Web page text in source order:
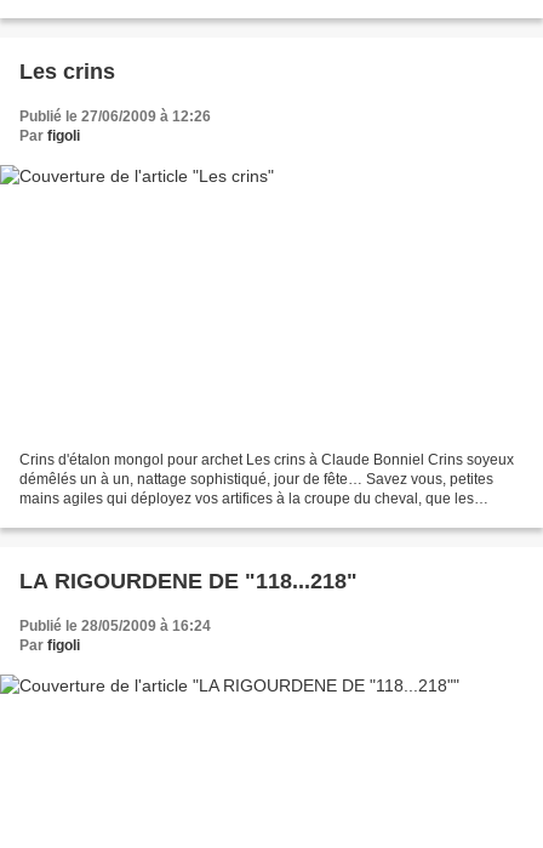
Les crins
Publié le 27/06/2009 à 12:26
Par figoli
Crins d'étalon mongol pour archet Les crins à Claude Bonniel Crins soyeux
démêlés un à un, nattage sophistiqué, jour de fête… Savez vous, petites
mains agiles qui déployez vos artifices à la croupe du cheval, que les
LA RIGOURDENE DE "118...218"
Publié le 28/05/2009 à 16:24
Par figoli